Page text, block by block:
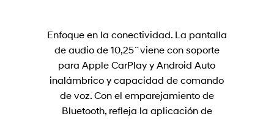
Enfoque en la conectividad. La pantalla
de audio de 10,25˝viene con soporte
para Apple CarPlay y Android Auto
inalámbrico y capacidad de comando
de voz. Con el emparejamiento de
Bluetooth, refleja la aplicación de